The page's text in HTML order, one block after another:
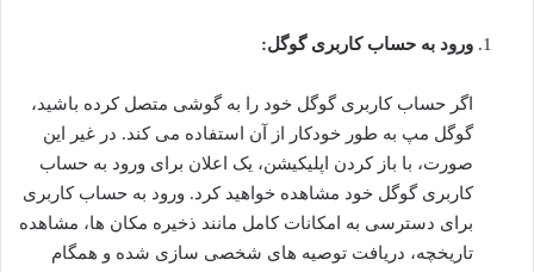
ورود به حساب کاربری گوگل:
اگر حساب کاربری گوگل خود را به گوشی متصل کرده باشید،
گوگل مپ به طور خودکار از آن استفاده می کند. در غیر این
صورت، با باز کردن اپلیکیشن، یک اعلان برای ورود به حساب
کاربری گوگل خود مشاهده خواهید کرد. ورود به حساب کاربری
برای دسترسی به امکانات کامل مانند ذخیره مکان ها، مشاهده
تاریخچه، دریافت توصیه های شخصی سازی شده و همگام